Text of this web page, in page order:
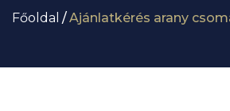
Főoldal Ajánlatkérés arany